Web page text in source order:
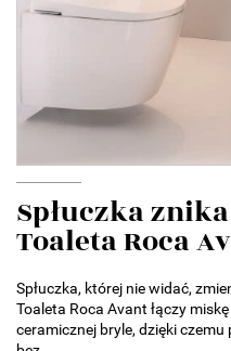
Spłuczka
Toaleta Roca
Spłuczka, której nie widać,
Toaleta Roca Avant łączy
ceramicznej bryle, dzięki